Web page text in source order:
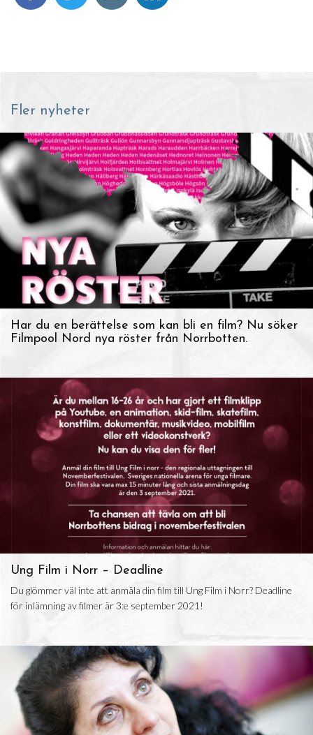
Fler nyheter
Har du en berättelse som kan bli en film? Nu söker
Filmpool Nord nya röster från Norrbotten.
Ung Film i Norr – Deadline
Du glömmer väl inte att anmäla din film till Ung Film i Norr? Deadline
för inlämning av filmer är 3:e september 2021!